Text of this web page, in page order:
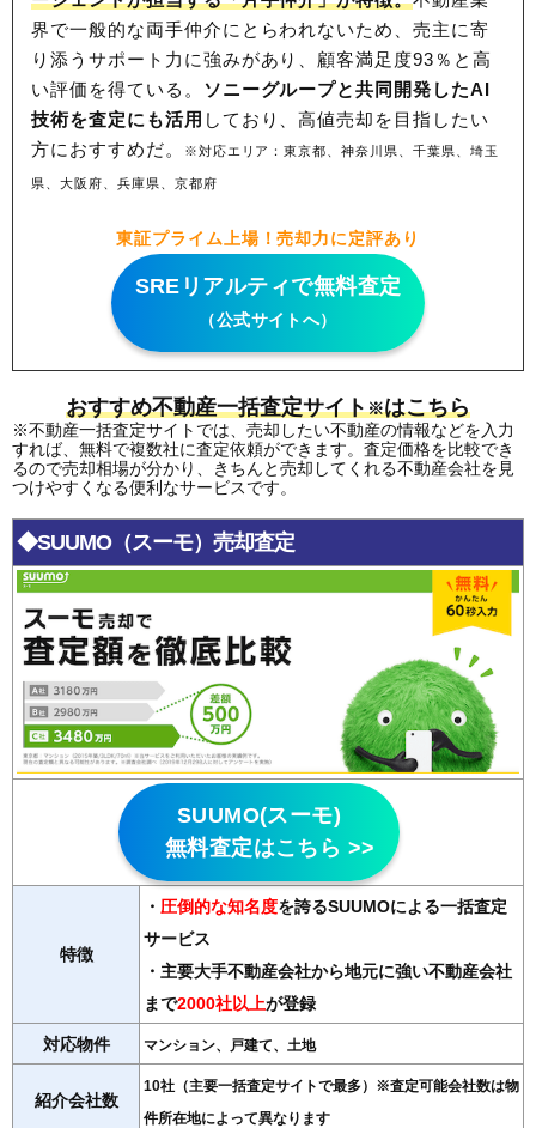
界で一般的な両手仲介にとらわれないため、売主に寄
り添うサポート力に強みがあり、顧客満足度93％と高
い評価を得ている。 ソニーグループと共同開発したAI
技術を査定にも活用 しており、高値売却を目指したい
方におすすめだ。
※対応エリア：東京都、神奈川県、千葉県、埼玉
県、大阪府、兵庫県、京都府
東証プライム上場！売却力に定評あり
SREリアルティで無料査定
（公式サイトへ）
おすすめ不動産一括査定サイト※はこちら
※不動産一括査定サイトでは、売却したい不動産の情報などを入力
すれば、無料で複数社に査定依頼ができます。査定価格を比較でき
るので売却相場が分かり、きちんと売却してくれる不動産会社を見
つけやすくなる便利なサービスです。
◆SUUMO（スーモ）売却査定
SUUMO(スーモ)
無料査定はこちら >>
特徴
・ 圧倒的な知名度を誇るSUUMOによる一括査定
サービス
・主要大手不動産会社から地元に強い不動産会社
まで2000社以上が登録
対応物件 マンション、戸建て、土地
紹介会社数
10社（主要一括査定サイトで最多）※査定可能会社数は物
件所在地によって異なります